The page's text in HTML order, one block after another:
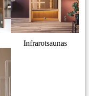
Infrarotsaunas